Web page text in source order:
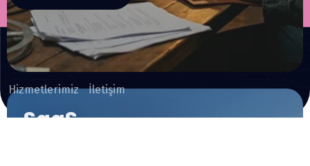
SaaS
Web Tasarım & Hosting - Selim ÇELİK
Hizmetlerimiz İletişim